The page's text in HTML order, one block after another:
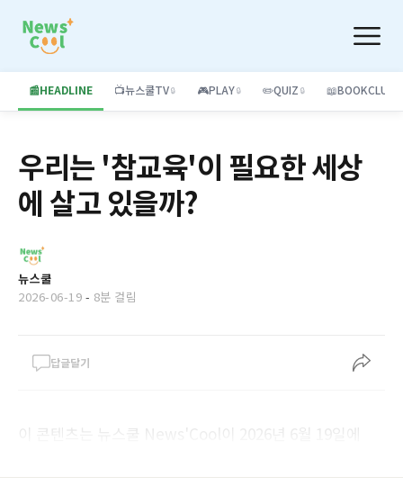
📰HEADLINE 📺뉴스쿨TV🔒 🎮PLAY🔒 ✏️QUIZ 🔒 📖BOOKCLUB
우리는 '참교육'이 필요한 세상
에 살고 있을까?
뉴스쿨
2026-06-19 - 8분 걸림
답글달기
이 콘텐츠는 뉴스쿨 News'Cool이 2026년 6월 19일에